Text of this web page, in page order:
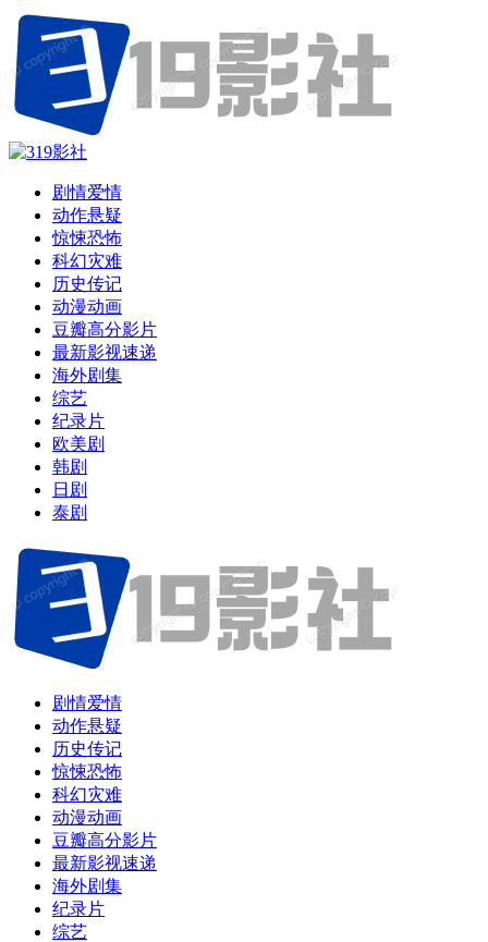
剧情爱情
动作悬疑
惊悚恐怖
科幻灾难
历史传记
动漫动画
豆瓣高分影片
最新影视速递
海外剧集
综艺
纪录片
欧美剧
韩剧
日剧
泰剧
剧情爱情
动作悬疑
历史传记
惊悚恐怖
科幻灾难
动漫动画
豆瓣高分影片
最新影视速递
海外剧集
纪录片
综艺